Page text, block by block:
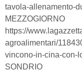
tavola-allenamento-
MEZZOGIORNO
https://
agroalimentari/
vincono-in-cina-con-
SONDRIO